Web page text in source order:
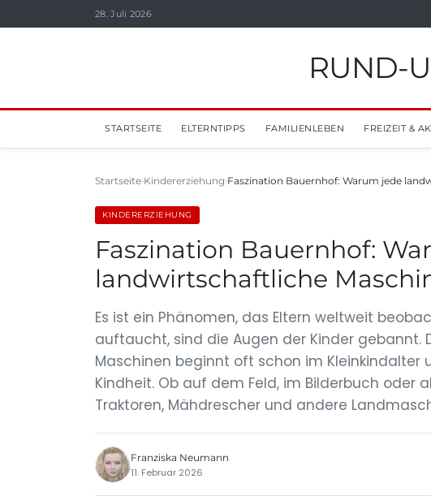
28. Juli 2026
RUND-
STARTSEITE ELTERNTIPPS FAMILIENLEBEN FREIZEIT &
Startseite Kindererziehung Faszination Bauernhof: Warum jede
KINDERERZIEHUNG
Faszination Bauernhof:
landwirtschaftliche
Es ist ein Phänomen, das Eltern weltweit
auftaucht, sind die Augen der Kinder gebannt.
Maschinen beginnt oft schon im
Kindheit. Ob auf dem Feld, im Bilderbuch oder
Traktoren, Mähdrescher und andere
Franziska Neumann
11. Februar 2026